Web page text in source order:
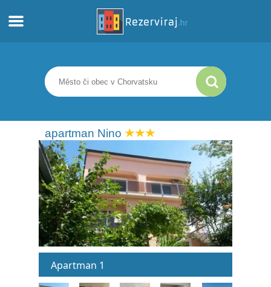
Apartmány
Turistické informace
Webkamery
Seznamte se s Chorvatskem
Muzea
apartman Nino
Apartman 1